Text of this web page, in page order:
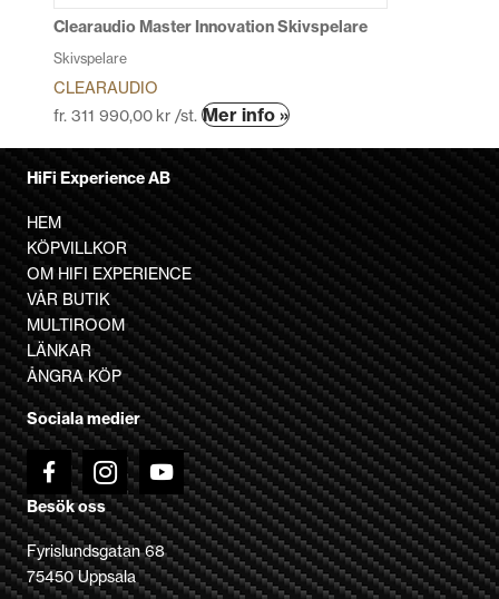
Clearaudio Master Innovation Skivspelare
Skivspelare
CLEARAUDIO
fr. 311 990,00 kr /st. Mer info »Den
varianter.
De
olika
alternativen
kan
väljas
på
produktsidan
HiFi Experience AB
HEM
KÖPVILLKOR
OM HIFI EXPERIENCE
VÅR BUTIK
MULTIROOM
LÄNKAR
ÅNGRA KÖP
Sociala medier
Besök oss
Fyrislundsgatan 68
75450 Uppsala